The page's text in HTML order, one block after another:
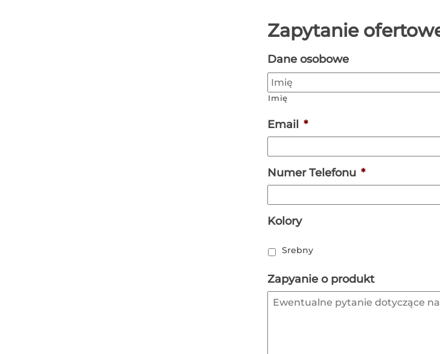
Zapytanie
Dane osobowe
Imię
Email *
Numer Telefonu *
Kolory
Srebny
Zapyanie o produkt